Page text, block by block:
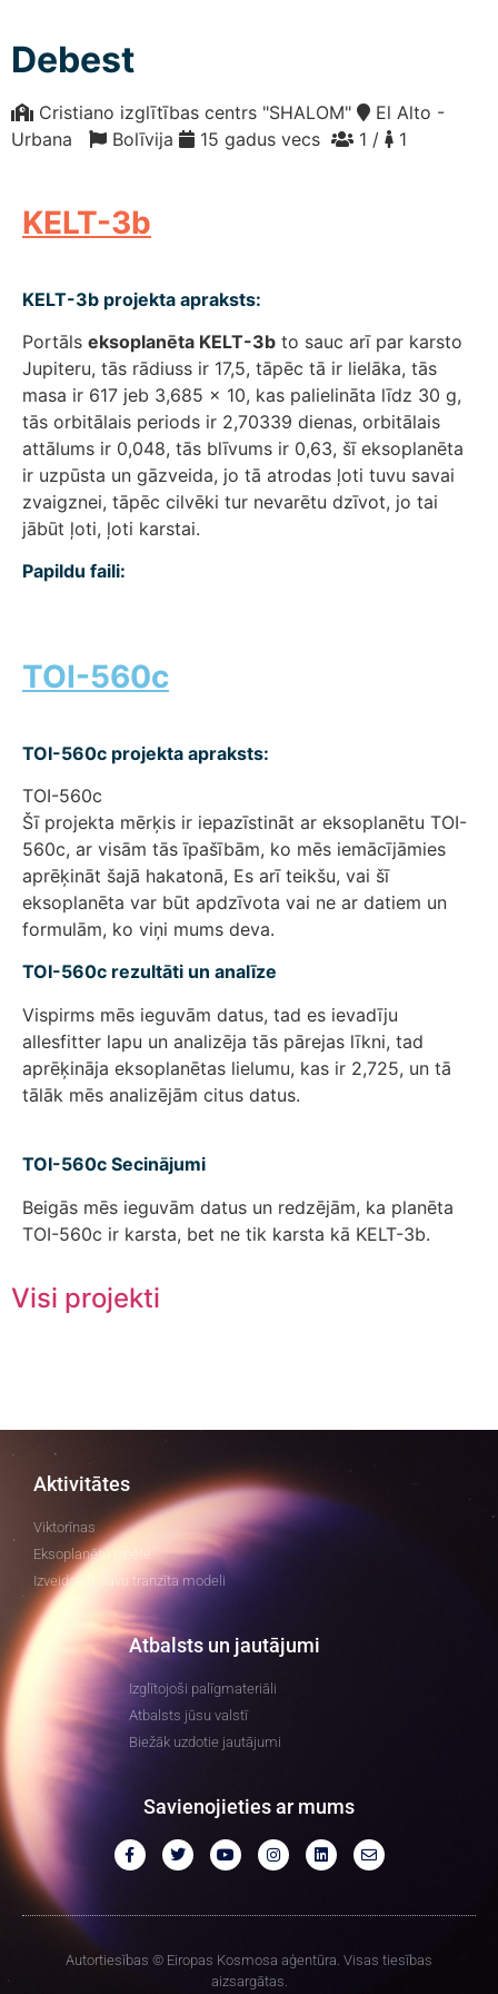
Debest
Cristiano izglītības centrs "SHALOM"
El Alto -
Urbana
Bolīvija 15 gadus vecs 1 / 1
KELT-3b
KELT-3b projekta apraksts:
Portāls eksoplanēta KELT-3b to sauc arī par karsto
Jupiteru, tās rādiuss ir 17,5, tāpēc tā ir lielāka, tās
masa ir 617 jeb 3,685 x 10, kas palielināta līdz 30 g,
tās orbitālais periods ir 2,70339 dienas, orbitālais
attālums ir 0,048, tās blīvums ir 0,63, šī eksoplanēta
ir uzpūsta un gāzveida, jo tā atrodas ļoti tuvu savai
zvaigznei, tāpēc cilvēki tur nevarētu dzīvot, jo tai
jābūt ļoti, ļoti karstai.
Papildu faili:
TOI-560c
TOI-560c projekta apraksts:
TOI-560c
Šī projekta mērķis ir iepazīstināt ar eksoplanētu TOI-
560c, ar visām tās īpašībām, ko mēs iemācījāmies
aprēķināt šajā hakatonā, Es arī teikšu, vai šī
eksoplanēta var būt apdzīvota vai ne ar datiem un
formulām, ko viņi mums deva.
TOI-560c rezultāti un analīze
Vispirms mēs ieguvām datus, tad es ievadīju
allesfitter lapu un analizēja tās pārejas līkni, tad
aprēķināja eksoplanētas lielumu, kas ir 2,725, un tā
tālāk mēs analizējām citus datus.
TOI-560c Secinājumi
Beigās mēs ieguvām datus un redzējām, ka planēta
TOI-560c ir karsta, bet ne tik karsta kā KELT-3b.
Visi projekti
Aktivitātes
Viktorīnas
Eksoplanētu izpēte
Izveidojiet savu tranzīta modeli
Atbalsts un jautājumi
Izglītojoši palīgmateriāli
Atbalsts jūsu valstī
Biežāk uzdotie jautājumi
Savienojieties ar mums
Autortiesības © Eiropas Kosmosa aģentūra. Visas tiesības
aizsargātas.